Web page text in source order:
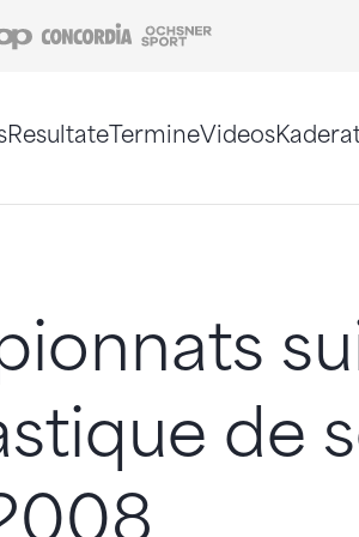
Coop Concordia
ResultateTermineVideos
de